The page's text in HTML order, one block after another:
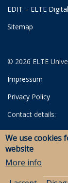
EDIT – ELTE
Sitemap
© 2026 ELTE
Impressum
Privacy Policy
Contact details:
University
Archives
Savaria
We use
website
More info